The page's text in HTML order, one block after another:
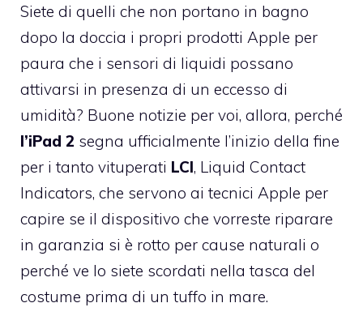
Siete di quelli che non portano in bagno
dopo la doccia i propri prodotti Apple per
paura che i sensori di liquidi possano
attivarsi in presenza di un eccesso di
umidità? Buone notizie per voi, allora, perché
l’iPad 2 segna ufficialmente l’inizio della fine
per i tanto vituperati LCI, Liquid Contact
Indicators, che servono ai tecnici Apple per
capire se il dispositivo che vorreste riparare
in garanzia si è rotto per cause naturali o
perché ve lo siete scordati nella tasca del
costume prima di un tuffo in mare.